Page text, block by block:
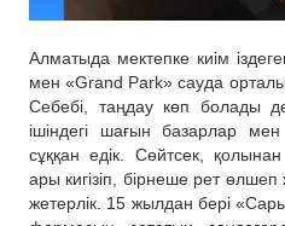
Алматыда мектепке киім
мен «Grand Park» сауда
Себебі, таңдау көп болады
ішіндегі шағын базарлар
сұққан едік. Сөйтсек,
ары кигізіп, бірнеше рет
жетерлік. 15 жылдан бері